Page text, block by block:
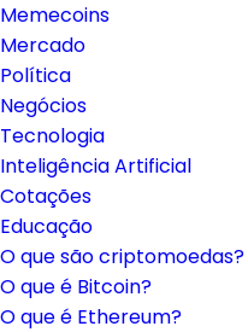
Memecoins
Mercado
Política
Negócios
Tecnologia
Inteligência Artificial
Cotações
Educação
O que são criptomoedas?
O que é Bitcoin?
O que é Ethereum?